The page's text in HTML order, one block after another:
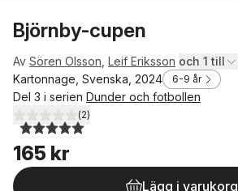
Björnby-cupen
Av Sören Olsson Leif Eriksson och 1 till
Kartonnage, Svenska, 2024
6-9 år
Del 3 i serien Dunder och fotbollen
5,0utav 5 stjärnor. Totalt antal röster:
(2)
165 kr
Lägg i varukorg